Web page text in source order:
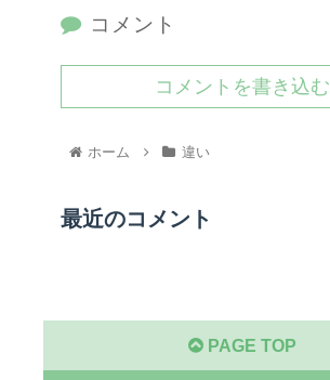
コメント
コメントを書き込む
ホーム 違い
最近のコメント
PAGE TOP